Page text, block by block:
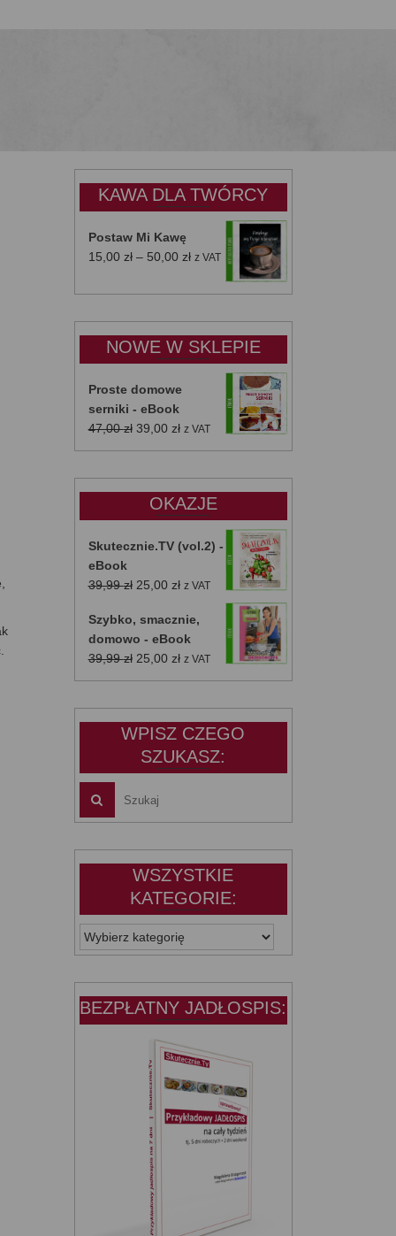
KAWA DLA TWÓRCY
Postaw Mi Kawę
15,00 zł – 50,00 złZakres
od
do
50,00 zł
z VAT
NOWE W SKLEPIE
Proste domowe
serniki - eBook
47,00zł Pierwotna
cena
39,00 złAktualna
cena
z VAT
OKAZJE
Skutecznie.TV (vol.2) -
eBook
39,99zł Pierwotna
wynosiła:
39,99 zł.
25,00 złAktualna
wynosi:
25,00 zł.
z VAT
Szybko, smacznie,
domowo - eBook
39,99zł Pierwotna
cena
25,00 złAktualna
cena
z VAT
WPISZ CZEGO
SZUKASZ:
WSZYSTKIE
KATEGORIE:
WSZYSTKIE
KATEGORIE:
BEZPŁATNY JADŁOSPIS: